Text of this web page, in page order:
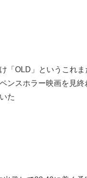
「OLD」というこれ
ンスホラー映画を見終
た